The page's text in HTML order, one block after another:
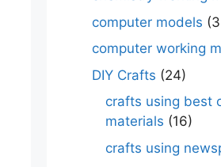
computer models
computer working
DIY Crafts (24)
crafts using best
materials (16)
crafts using